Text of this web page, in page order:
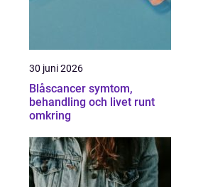
30 juni 2026
Blåscancer symtom,
behandling och livet runt
omkring